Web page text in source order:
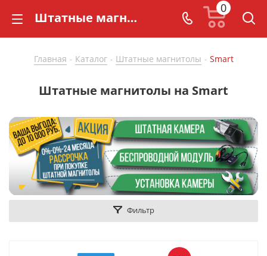
Штатные магнитолы на Smart купить по доступной цене - CarBaza
0
Главная - Каталог - Штатные магнитолы - Smart
Штатные магнитолы на Smart
Фильтр